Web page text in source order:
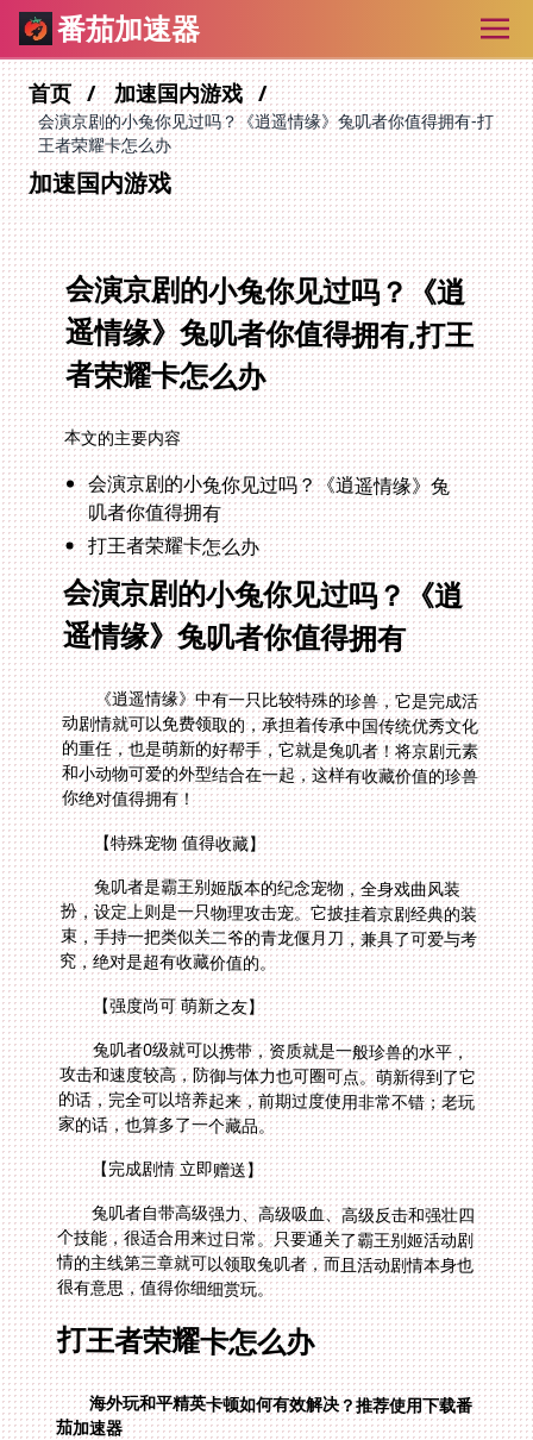
番茄加速器
首页 加速国内游戏
会演京剧的小兔你见过吗？《逍遥情缘》兔叽者你值得拥有-打
王者荣耀卡怎么办
加速国内游戏
会演京剧的小兔你见过吗？《逍
遥情缘》兔叽者你值得拥有,打王
者荣耀卡怎么办
本文的主要内容
会演京剧的小兔你见过吗？《逍遥情缘》兔
叽者你值得拥有
打王者荣耀卡怎么办
会演京剧的小兔你见过吗？《逍
遥情缘》兔叽者你值得拥有
《逍遥情缘》中有一只比较特殊的珍兽，它是完成活
动剧情就可以免费领取的，承担着传承中国传统优秀文化
的重任，也是萌新的好帮手，它就是兔叽者！将京剧元素
和小动物可爱的外型结合在一起，这样有收藏价值的珍兽
你绝对值得拥有！
【特殊宠物 值得收藏】
兔叽者是霸王别姬版本的纪念宠物，全身戏曲风装
扮，设定上则是一只物理攻击宠。它披挂着京剧经典的装
束，手持一把类似关二爷的青龙偃月刀，兼具了可爱与考
究，绝对是超有收藏价值的。
【强度尚可 萌新之友】
兔叽者0级就可以携带，资质就是一般珍兽的水平，
攻击和速度较高，防御与体力也可圈可点。萌新得到了它
的话，完全可以培养起来，前期过度使用非常不错；老玩
家的话，也算多了一个藏品。
【完成剧情 立即赠送】
兔叽者自带高级强力、高级吸血、高级反击和强壮四
个技能，很适合用来过日常。只要通关了霸王别姬活动剧
情的主线第三章就可以领取兔叽者，而且活动剧情本身也
很有意思，值得你细细赏玩。
打王者荣耀卡怎么办
海外玩和平精英卡顿如何有效解决？推荐使用下载番
茄加速器